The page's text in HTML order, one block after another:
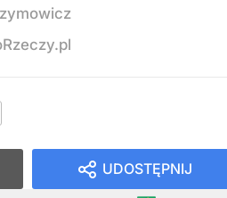
UDOSTĘPNIJ